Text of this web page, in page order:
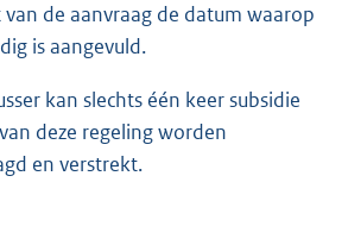
de aanvraag de datum waarop
is aangevuld.
kan slechts één keer subsidie
deze regeling worden
en verstrekt.